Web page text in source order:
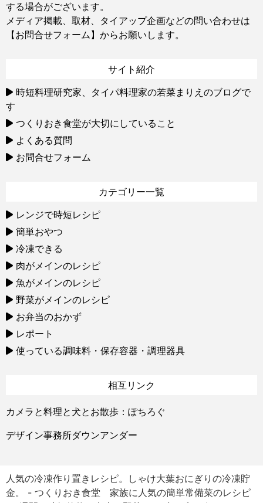
する場合がございます。
メディア掲載、取材、タイアップ企画などの問い合わせは
【お問合せフォーム】 からお願いします。
サイト紹介
時短料理研究家、タイパ料理家の若菜まりえのブログで
す
つくりおき食堂が大切にしていること
よくある質問
お問合せフォーム
カテゴリー一覧
レンジで時短レシピ
簡単おやつ
冷凍できる
肉がメインのレシピ
魚がメインのレシピ
野菜がメインのレシピ
お弁当のおかず
レポート
使っている調味料・保存容器・調理器具
相互リンク
カメラと料理と犬とお散歩：ぽちろぐ
デザイン事務所ダウンアンダー
人気の冷凍作り置きレシピ。しゃけ大葉おにぎりの冷凍貯
金。 - つくりおき食堂 家族に人気の簡単常備菜のレシピ